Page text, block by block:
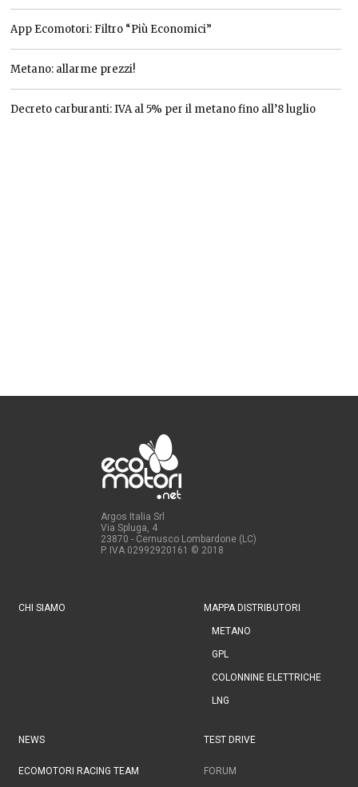
App Ecomotori: Filtro “Più Economici”
Metano: allarme prezzi!
Decreto carburanti: IVA al 5% per il metano fino all’8 luglio
Argos Italia Srl
Via Spluga, 4
23870 - Cernusco Lombardone (LC)
P. IVA 02992920161 © 2018
CHI SIAMO MAPPA DISTRIBUTORI
METANO
GPL
COLONNINE ELETTRICHE
LNG
NEWS TEST DRIVE
ECOMOTORI RACING TEAM FORUM